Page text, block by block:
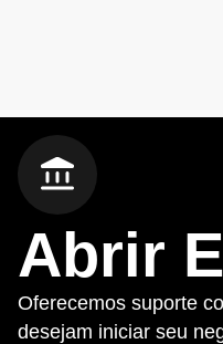
Abrir
Oferecemos suporte
desejam iniciar seu